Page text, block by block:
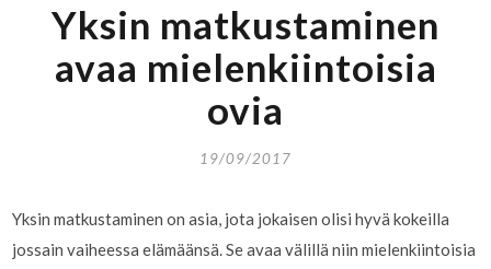
Yksin matkustaminen
avaa mielenkiintoisia
ovia
19/09/2017
Yksin matkustaminen on asia, jota jokaisen olisi hyvä kokeilla
jossain vaiheessa elämäänsä. Se avaa välillä niin mielenkiintoisia